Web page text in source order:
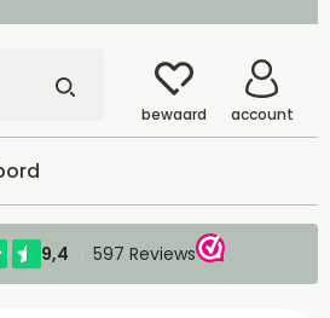
bewaard account